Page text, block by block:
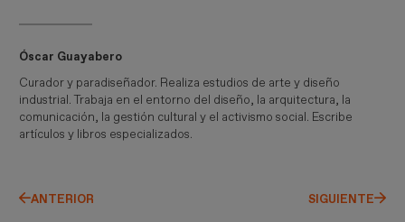
Óscar Guayabero
Curador y paradiseñador. Realiza estudios de arte y diseño
industrial. Trabaja en el entorno del diseño, la arquitectura, la
comunicación, la gestión cultural y el activismo social. Escribe
artículos y libros especializados.
ANTERIOR SIGUIENTE